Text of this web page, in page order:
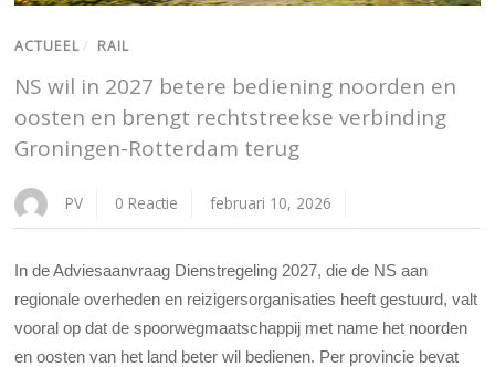
ACTUEEL / RAIL
NS wil in 2027 betere bediening noorden en
oosten en brengt rechtstreekse verbinding
Groningen-Rotterdam terug
PV 0 Reactie februari 10, 2026
In de Adviesaanvraag Dienstregeling 2027, die de NS aan
regionale overheden en reizigersorganisaties heeft gestuurd, valt
vooral op dat de spoorwegmaatschappij met name het noorden
en oosten van het land beter wil bedienen. Per provincie bevat